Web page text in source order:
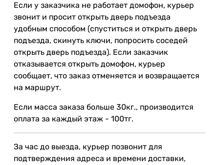
Если у заказчика не работает домофон, курьер
звонит и просит открыть дверь подъезда
удобным способом (спуститься и открыть дверь
подъезда, скинуть ключи, попросить соседей
открыть дверь подъезда). Если заказчик
отказывается открыть домофон, курьер
сообщает, что заказ отменяется и возвращается
на маршрут.
Если масса заказа больше 30кг., производится
оплата за каждый этаж - 100тг.
За час до выезда, курьер позвонит для
подтверждения адреса и времени доставки,